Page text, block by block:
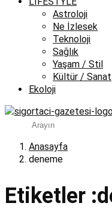
Astroloji
Ne İzlesek
Teknoloji
Sağlık
Yaşam / Stil
Kültür / Sanat
Ekoloji
Anasayfa
deneme
Etiketler